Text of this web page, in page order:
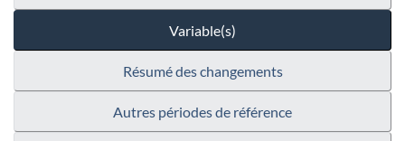
Variable(s)
Résumé des changements
Autres périodes de référence